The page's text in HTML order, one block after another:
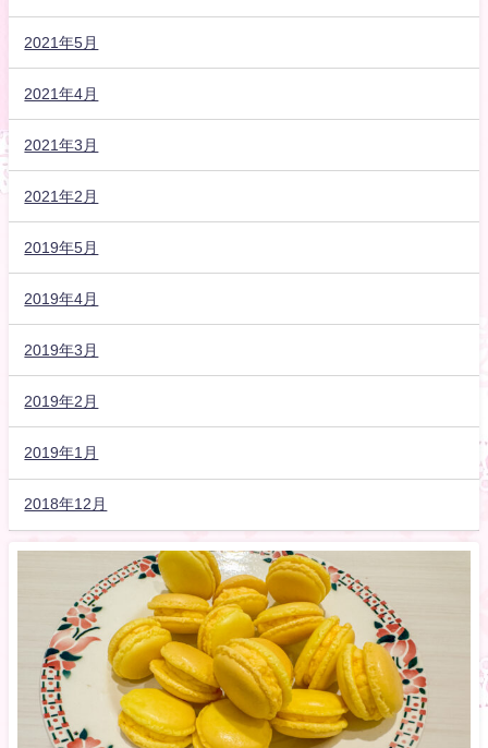
2021年5月
2021年4月
2021年3月
2021年2月
2019年5月
2019年4月
2019年3月
2019年2月
2019年1月
2018年12月